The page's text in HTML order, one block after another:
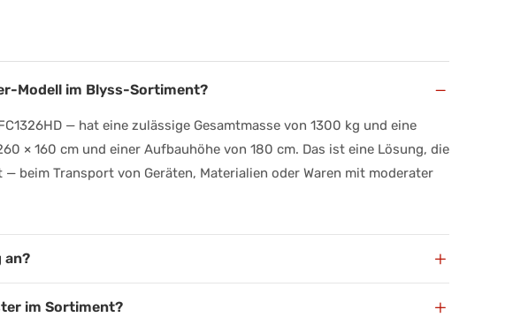
Modell im Blyss-Sortiment? −
— hat eine zulässige Gesamtmasse von 1300 kg und eine
× 160 cm und einer Aufbauhöhe von 180 cm. Das ist eine Lösung, die
beim Transport von Geräten, Materialien oder Waren mit moderater
an? +
im Sortiment? +